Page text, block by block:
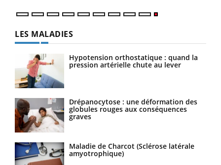
LES MALADIES
Hypotension orthostatique : quand la
pression artérielle chute au lever
Drépanocytose : une déformation des
globules rouges aux conséquences
graves
Maladie de Charcot (Sclérose latérale
amyotrophique)